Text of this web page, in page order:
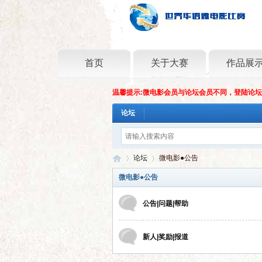
首页 关于大赛 作品展
温馨提示:微电影会员与论坛会员不同，登陆论
论坛
»
论坛
›
微电影●公告
微电影●公告
公告|问题|帮助
新人|奖励|报道